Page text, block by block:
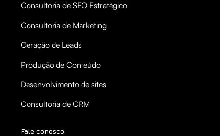
Consultoria de SEO Estratégico
Consultoria de Marketing
Geração de Leads
Produção de Conteúdo
Desenvolvimento de sites
Consultoria de CRM
Fale conosco